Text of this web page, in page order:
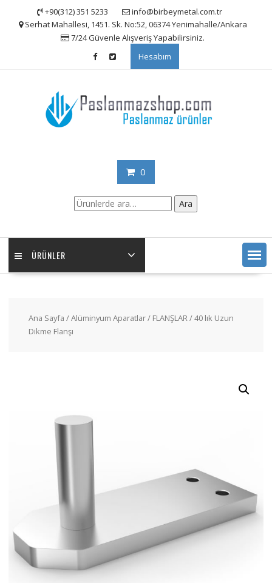
+90(312) 351 5233
info@birbeymetal.com.tr
Serhat Mahallesi, 1451. Sk. No:52, 06374 Yenimahalle/Ankara
7/24 Güvenle Alışveriş Yapabilirsiniz.
Hesabım
0
Ara: Ara
ÜRÜNLER
Ana Sayfa /Alüminyum Aparatlar/ FLANŞLAR/ 40 lık Uzun
Dikme Flanşı